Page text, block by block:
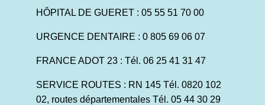
HÔPITAL DE GUERET : 05 55 51 70 00
URGENCE DENTAIRE : 0 805 69 06 07
FRANCE ADOT 23 : Tél. 06 25 41 31 47
SERVICE ROUTES : RN 145 Tél. 0820 102
02, routes départementales Tél. 05 44 30 29